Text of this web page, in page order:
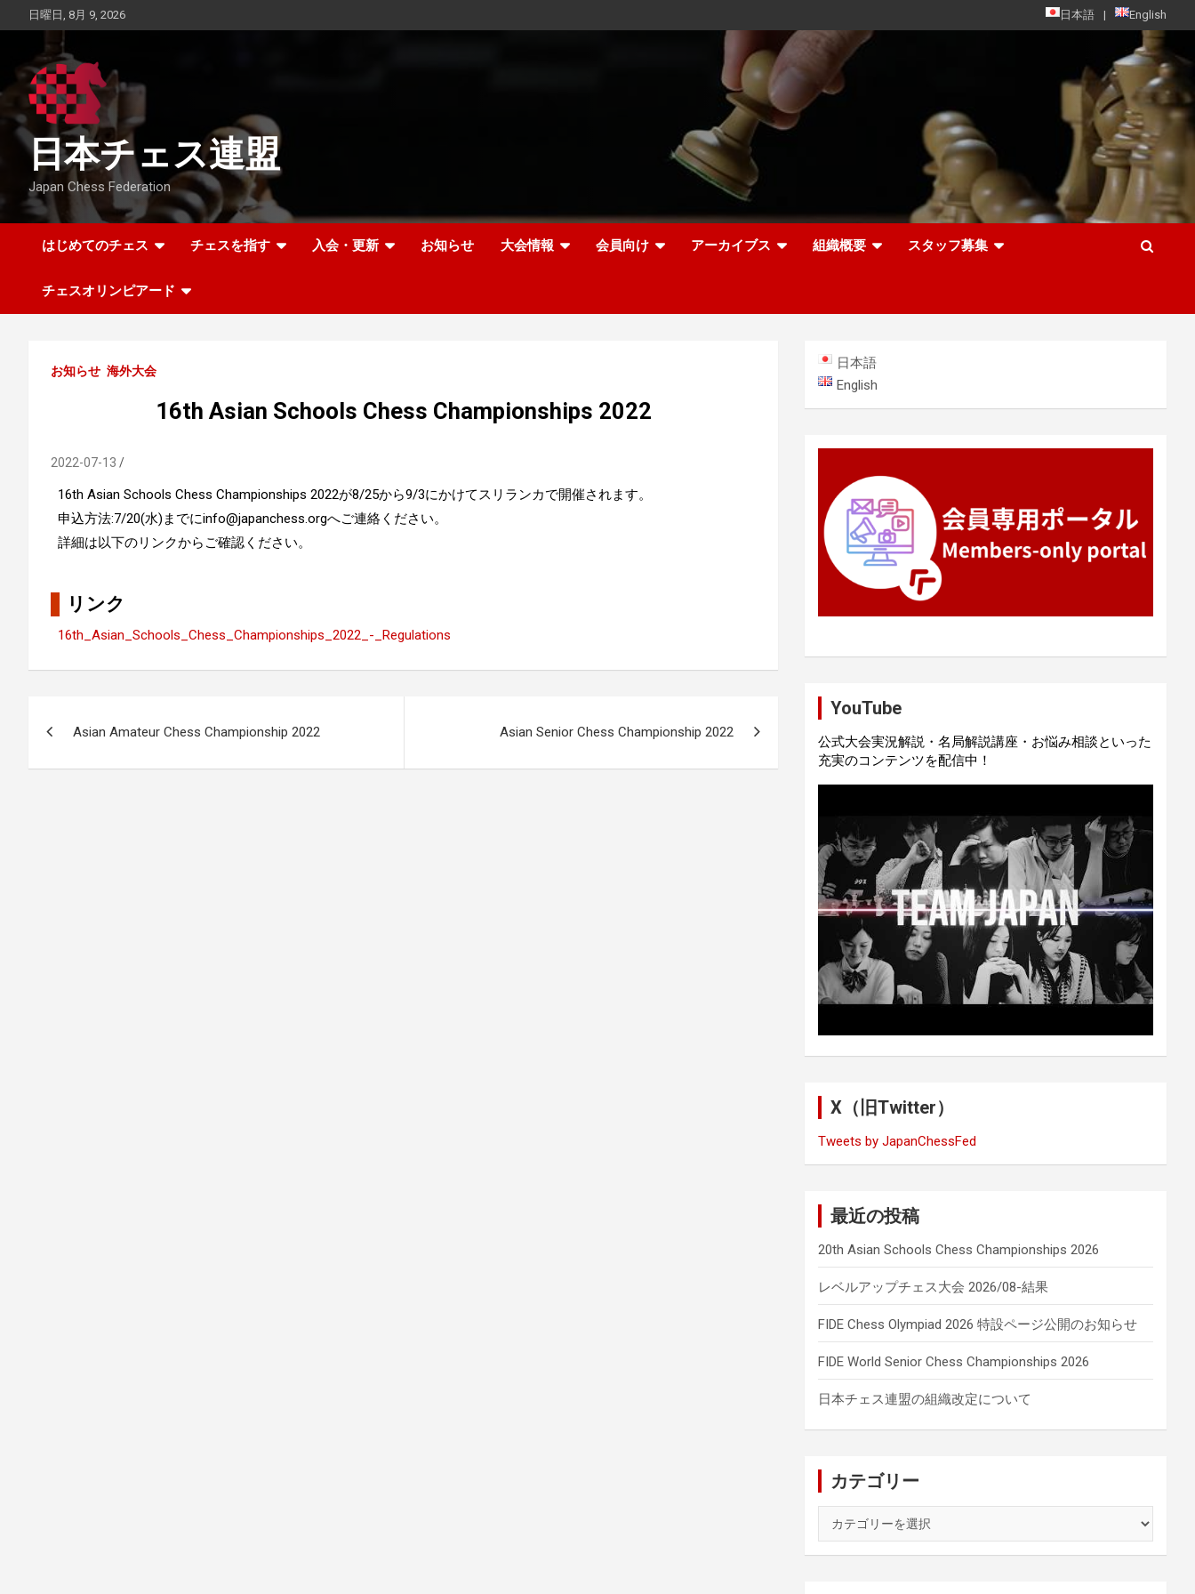
to
日曜日, 8月 9, 2026 日本語 English
日本チェス連盟
Japan Chess Federation
はじめてのチェス チェスを指す 入会・更新 お知らせ 大会情報 会員向け アーカイブス 組織概要 スタッフ募集
チェスオリンピアード
お知らせ 海外大会
16th Asian Schools Chess Championships 2022
2022-07-13
16th Asian Schools Chess Championships 2022が8/25から9/3にかけてスリランカで開催されます。
申込方法:7/20(水)までにinfo@japanchess.orgへご連絡ください。
詳細は以下のリンクからご確認ください。
リンク
16th_Asian_Schools_Chess_Championships_2022_-_Regulations
Asian Amateur Chess Championship 2022 Asian Senior Chess Championship 2022
日本語
English
YouTube
公式大会実況解説・名局解説講座・お悩み相談といった
充実のコンテンツを配信中！
X（旧Twitter）
Tweets by JapanChessFed
最近の投稿
20th Asian Schools Chess Championships 2026
レベルアップチェス大会 2026/08-結果
FIDE Chess Olympiad 2026 特設ページ公開のお知らせ
FIDE World Senior Chess Championships 2026
日本チェス連盟の組織改定について
カテゴリー
ゴ